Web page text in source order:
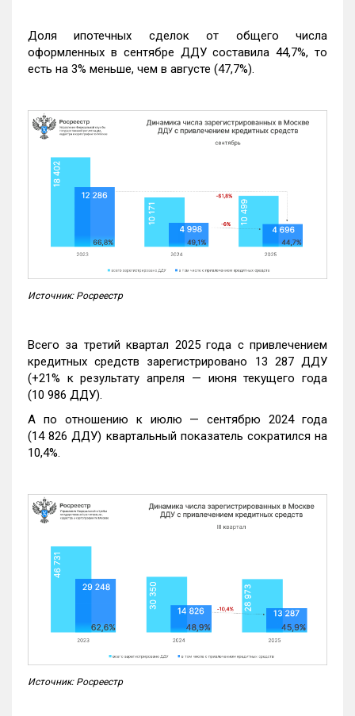
Доля ипотечных сделок от общего числа
оформленных в сентябре ДДУ составила 44,7%, то
есть на 3% меньше, чем в августе (47,7%).
Источник: Росреестр
Всего за третий квартал 2025 года с привлечением
кредитных средств зарегистрировано 13 287 ДДУ
(+21% к результату апреля — июня текущего года
(10 986 ДДУ).
А по отношению к июлю — сентябрю 2024 года
(14 826 ДДУ) квартальный показатель сократился на
10,4%.
Источник: Росреестр